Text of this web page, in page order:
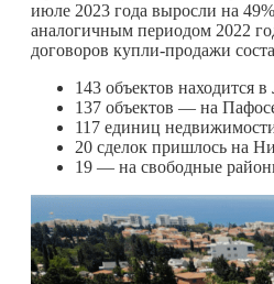
июле 2023 года выросли на
аналогичным периодом 2022
договоров купли-продажи
143 объектов находится
137 объектов — на
117 единиц
20 сделок пришлось на
19 — на свободные